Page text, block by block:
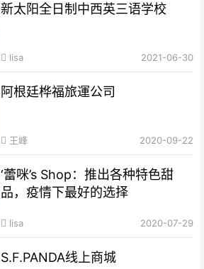
新太阳全日制中西英三语学校
lisa 2021-06-30
阿根廷桦福旅運公司
王峰 2020-09-22
‘蕾咪’s Shop：推出各种特色甜
品，疫情下最好的选择
lisa 2020-07-29
S.F.PANDA线上商城